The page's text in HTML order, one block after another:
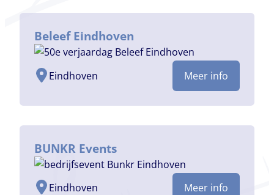
Beleef Eindhoven
Eindhoven Meer info
BUNKR Events
Eindhoven Meer info